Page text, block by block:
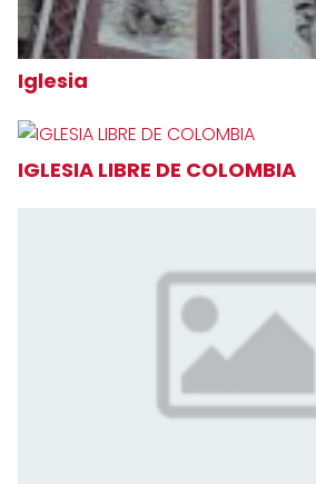
Iglesia
IGLESIA LIBRE DE COLOMBIA